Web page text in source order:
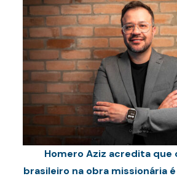
Homero Aziz acredita que
brasileiro na obra missionária